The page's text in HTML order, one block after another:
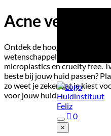
 0
×
Acne
Ontdek de hoogwaardige
wetenschappelijk bewezen,
microplastics en cruelty free.
beste bij jouw huid passen?
zo weet je zeker dat je kiest
voor jouw huid.
Combineer slim: